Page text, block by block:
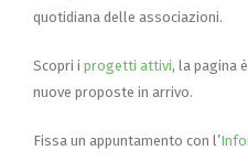
quotidiana delle associazioni.
Scopri i progetti attivi, la pagina
nuove proposte in arrivo.
Fissa un appuntamento con l’